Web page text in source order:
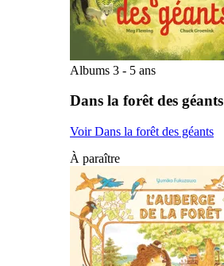
Albums 3 - 5 ans
Dans la forêt des géants
Voir Dans la forêt des géants
À paraître